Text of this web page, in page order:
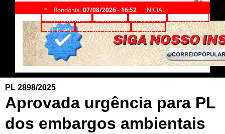
* Rondônia, 07/08/2026 - 16:52
INICIAL
CLASSIFICADOS
CONTATO CP NA WEB
EXPEDIENTE
NOTÍCIAS
Revista PONTO M SERVIÇOS
PL 2898/2025
Aprovada urgência para PL
dos embargos ambientais